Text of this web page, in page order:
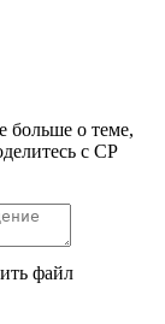
больше о теме,
с СР
файл